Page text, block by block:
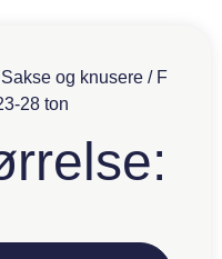
Sakse og knusere / F
28 ton